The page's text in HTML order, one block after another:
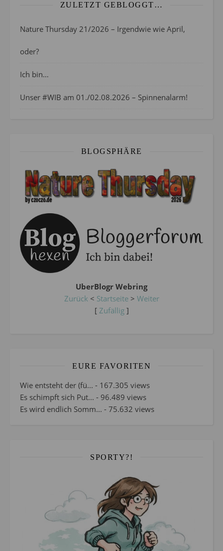
ZULETZT GEBLOGGT…
Nature Thursday 21/2026 – Irgendwie wie April,
oder?
Ich bin…
Unser #WIB am 01./02.08.2026 – Spinnenalarm!
BLOGSPHÄRE
UberBlogr Webring
Zurück < Startseite> Weiter
[ Zufällig]
EURE FAVORITEN
Wie entsteht der (fü... - 167.305 views
Es schimpft sich Put... - 96.489 views
Es wird endlich Somm... - 75.632 views
SPORTY?!